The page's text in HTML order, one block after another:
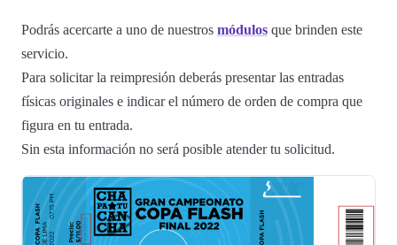
Podrás acercarte a uno de nuestros módulos que brinden este
servicio.
Para solicitar la reimpresión deberás presentar las entradas
físicas originales e indicar el número de orden de compra que
figura en tu entrada.
Sin esta información no será posible atender tu solicitud.